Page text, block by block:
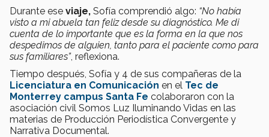
Durante ese viaje, Sofía comprendió algo: “No había
visto a mi abuela tan feliz desde su diagnóstico. Me di
cuenta de lo importante que es la forma en la que nos
despedimos de alguien, tanto para el paciente como para
sus familiares”, reflexiona.
Tiempo después, Sofía y 4 de sus compañeras de la
Licenciatura en Comunicación en el Tec de
Monterrey campus Santa Fe colaboraron con la
asociación civil Somos Luz Iluminando Vidas en las
materias de Producción Periodística Convergente y
Narrativa Documental.